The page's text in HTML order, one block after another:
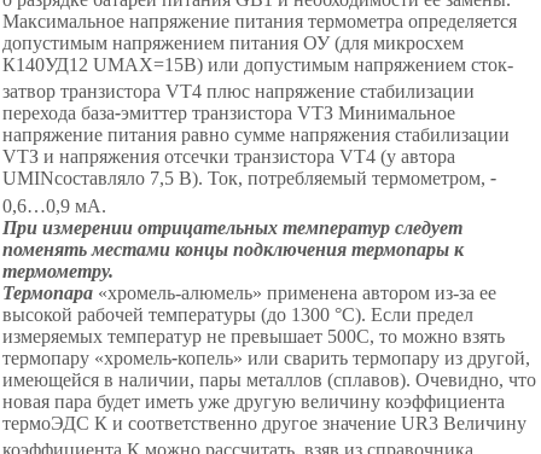
Максимальное напряжение питания термометра определяется
допустимым напряжением питания ОУ (для микросхем
К140УД12 UMAX=15В) или допустимым напряжением сток-
затвор транзистора VТ4 плюс напряжение стабилизации
перехода база-эмиттер транзистора VТЗ Минимальное
напряжение питания равно сумме напряжения стабилизации
VТЗ и напряжения отсечки транзистора VТ4 (у автора
UMINсоставляло 7,5 В). Ток, потребляемый термометром, -
0,6…0,9 мА.
При измерении отрицательных температур следует
поменять местами концы подключения термопары к
термометру.
Термопара «хромель-алюмель» применена автором из-за ее
высокой рабочей температуры (до 1300 °С). Если предел
измеряемых температур не превышает 500С, то можно взять
термопару «хромель-копель» или сварить термопару из другой,
имеющейся в наличии, пары металлов (сплавов). Очевидно, что
новая пара будет иметь уже другую величину коэффициента
термоЭДС К и соответственно другое значение UR3 Величину
коэффициента К можно рассчитать, взяв из справочника